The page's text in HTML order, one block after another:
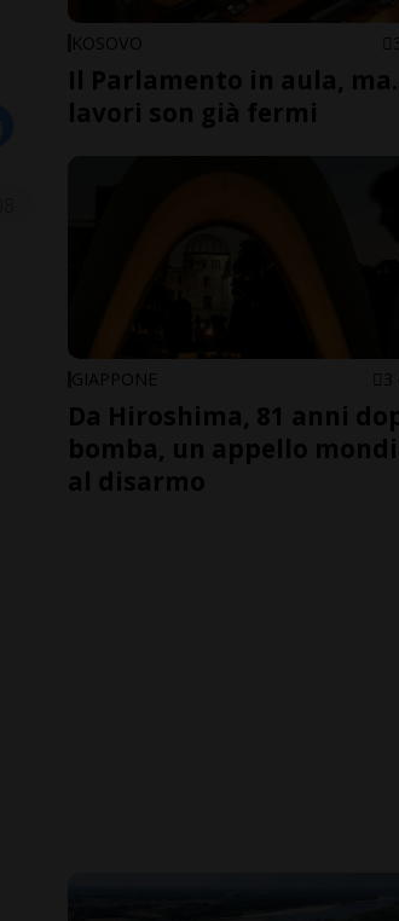
KOSOVO
Il Parlamento in aula,
lavori son già fermi
GIAPPONE
Da Hiroshima, 81 anni
bomba, un appello
al disarmo